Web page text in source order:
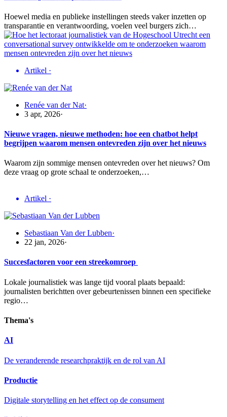
Hoewel media en publieke instellingen steeds vaker inzetten op
transparantie en verantwoording, voelen veel burgers zich…
Artikel ·
Renée van der Nat·
3 apr, 2026·
Nieuwe vragen, nieuwe methoden: hoe een chatbot helpt
begrijpen waarom mensen ontevreden zijn over het nieuws
Waarom zijn sommige mensen ontevreden over het nieuws? Om
deze vraag op grote schaal te onderzoeken,…
Artikel ·
Sebastiaan Van der Lubben·
22 jan, 2026·
Succesfactoren voor een streekomroep
Lokale journalistiek was lange tijd vooral plaats bepaald:
journalisten berichtten over gebeurtenissen binnen een specifieke
regio…
Thema's
AI
De veranderende researchpraktijk en de rol van AI
Productie
Digitale storytelling en het effect op de consument